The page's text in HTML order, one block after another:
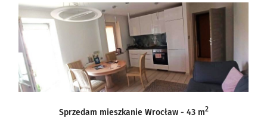
Sprzedam mieszkanie Wrocław - 43 m2